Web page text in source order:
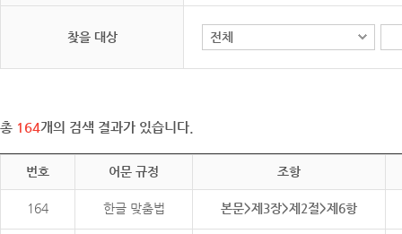
찾을 대상
총 164개의 검색 결과가 있습니다.
번호 어문 규정 조항
164 한글 맞춤법 본문>제3장>제2절>제6항